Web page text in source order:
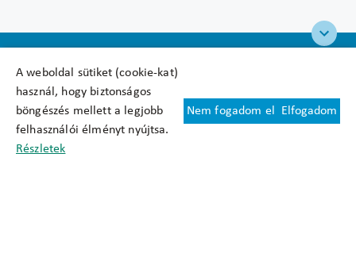
A weboldal sütiket (cookie-kat)
használ, hogy biztonságos
böngészés mellett a legjobb
felhasználói élményt nyújtsa.
Részletek
Nem fogadom el Elfogadom
Felhasználási feltételek